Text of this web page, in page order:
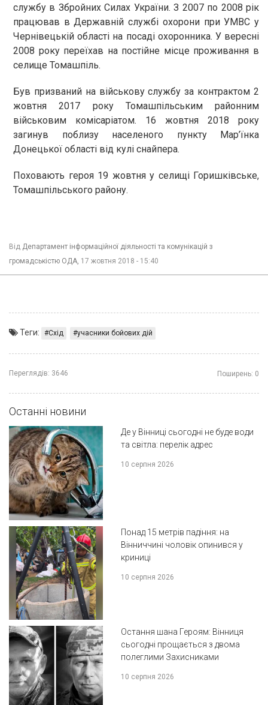
службу в Збройних Силах України. З 2007 по 2008 рік
працював в Державній службі охорони при УМВС у
Чернівецькій області на посаді охоронника. У вересні
2008 року переїхав на постійне місце проживання в
селище Томашпіль.
Був призваний на військову службу за контрактом 2
жовтня 2017 року Томашпільським районним
військовим комісаріатом. 16 жовтня 2018 року
загинув поблизу населеного пункту Мар’їнка
Донецької області від кулі снайпера.
Поховають героя 19 жовтня у селищі Горишківське,
Томашпільського району.
Від Департамент інформаційної діяльності та комунікацій з
громадськістю ОДА, 17 жовтня 2018 - 15:40
Теги: Схід учасники бойових дій
Переглядів: 3646 Поширень: 0
Останні новини
Де у Вінниці сьогодні не буде води
та світла: перелік адрес
10 серпня 2026
Понад 15 метрів падіння: на
Вінниччині чоловік опинився у
криниці
10 серпня 2026
Остання шана Героям: Вінниця
сьогодні прощається з двома
полеглими Захисниками
10 серпня 2026